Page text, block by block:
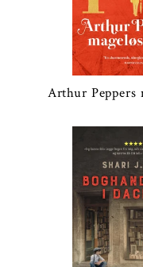
Arthur Peppers